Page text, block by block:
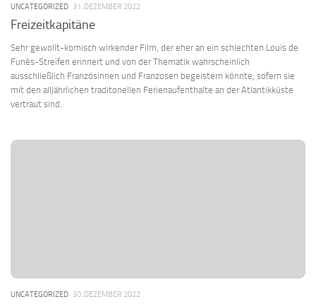
UNCATEGORIZED 31. DEZEMBER 2022
Freizeitkapitäne
Sehr gewollt-komisch wirkender Film, der eher an ein schlechten Louis de
Funès-Streifen erinnert und von der Thematik wahrscheinlich
ausschließlich Französinnen und Franzosen begeistern könnte, sofern sie
mit den alljährlichen traditonellen Ferienaufenthalte an der Atlantikküste
vertraut sind.
UNCATEGORIZED 30. DEZEMBER 2022